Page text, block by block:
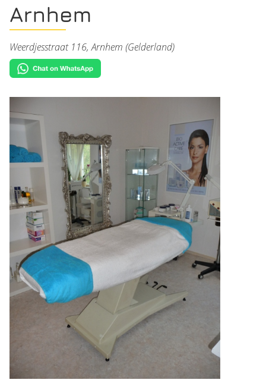
Arnhem
Weerdjesstraat 116, Arnhem (Gelderland)